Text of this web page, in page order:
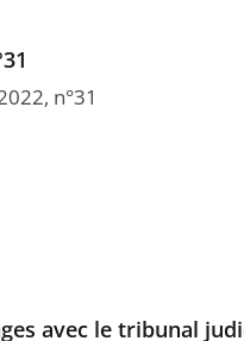
n°31
avec le tribunal